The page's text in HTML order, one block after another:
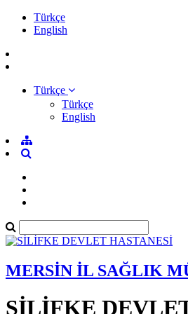
Türkçe
English
Türkçe
Türkçe
English
MERSİN İL SAĞLIK
SİLİFKE